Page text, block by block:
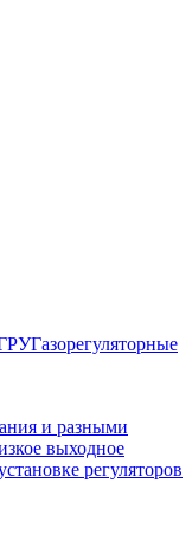
Газорегуляторные
и разными
выходное
регуляторов